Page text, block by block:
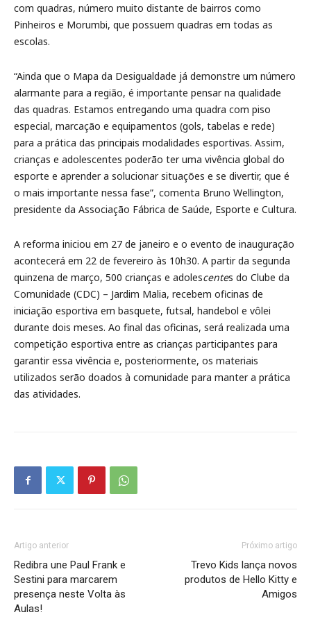
com quadras, número muito distante de bairros como
Pinheiros e Morumbi, que possuem quadras em todas as
escolas.
“Ainda que o Mapa da Desigualdade já demonstre um número
alarmante para a região, é importante pensar na qualidade
das quadras. Estamos entregando uma quadra com piso
especial, marcação e equipamentos (gols, tabelas e rede)
para a prática das principais modalidades esportivas. Assim,
crianças e adolescentes poderão ter uma vivência global do
esporte e aprender a solucionar situações e se divertir, que é
o mais importante nessa fase”, comenta Bruno Wellington,
presidente da Associação Fábrica de Saúde, Esporte e Cultura.
A reforma iniciou em 27 de janeiro e o evento de inauguração
acontecerá em 22 de fevereiro às 10h30. A partir da segunda
quinzena de março, 500 crianças e adolescentes do Clube da
Comunidade (CDC) – Jardim Malia, recebem oficinas de
iniciação esportiva em basquete, futsal, handebol e vôlei
durante dois meses. Ao final das oficinas, será realizada uma
competição esportiva entre as crianças participantes para
garantir essa vivência e, posteriormente, os materiais
utilizados serão doados à comunidade para manter a prática
das atividades.
Artigo anterior
Redibra une Paul Frank e
Sestini para marcarem
presença neste Volta às
Aulas!
Próximo artigo
Trevo Kids lança novos
produtos de Hello Kitty e
Amigos